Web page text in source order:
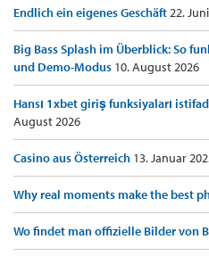
Endlich ein eigenes Geschäft22.
Big Bass Splash im Überblick: So
und Demo-Modus 10. August 2026
Hansı 1xbet giriş funksiyaları
August 2026
Casino aus Österreich 13. Januar
Why real moments make the best
Wo findet man offizielle Bilder von